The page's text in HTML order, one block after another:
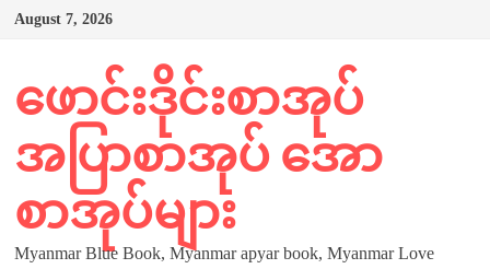
Skip
August 7, 2026
ဖောင်းဒိုင်းစာအုပ်
အပြာစာအုပ် အော
စာအုပ်များ
Myanmar Blue Book, Myanmar apyar book, Myanmar Love